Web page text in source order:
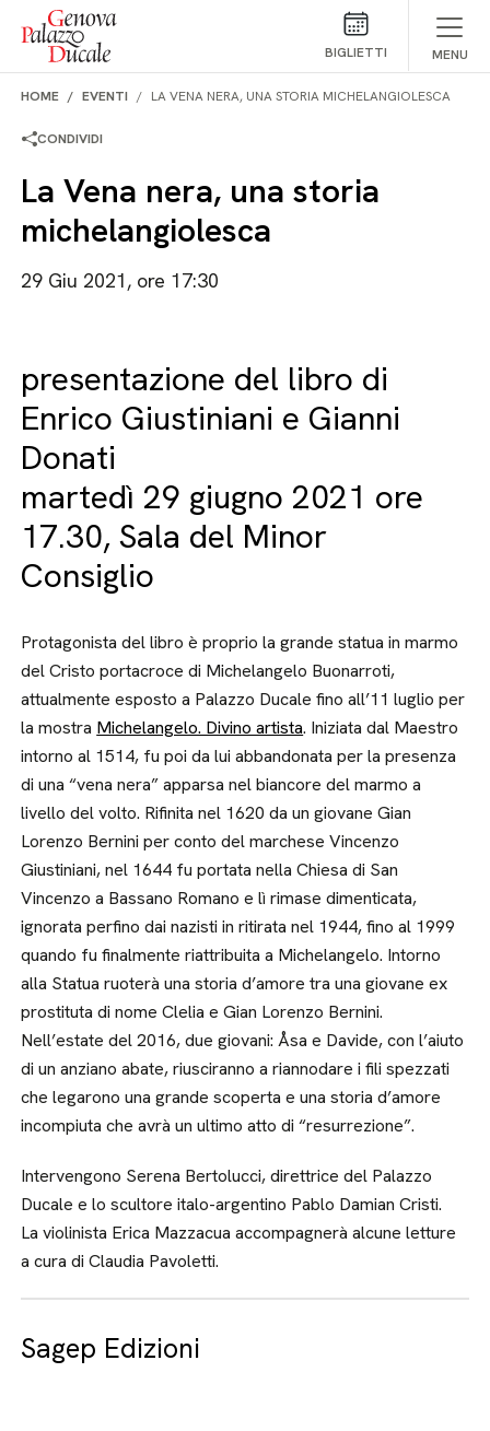
Salta al contenuto
BIGLIETTI MENU
HOME EVENTI LA VENA NERA, UNA STORIA MICHELANGIOLESCA
CONDIVIDI
La Vena nera, una storia
michelangiolesca
29 Giu 2021, ore 17:30
presentazione del libro di
Enrico Giustiniani e Gianni
Donati
martedì 29 giugno 2021 ore
17.30, Sala del Minor
Consiglio
Protagonista del libro è proprio la grande statua in marmo
del Cristo portacroce di Michelangelo Buonarroti,
attualmente esposto a Palazzo Ducale fino all’11 luglio per
la mostra Michelangelo. Divino artista. Iniziata dal Maestro
intorno al 1514, fu poi da lui abbandonata per la presenza
di una “vena nera” apparsa nel biancore del marmo a
livello del volto. Rifinita nel 1620 da un giovane Gian
Lorenzo Bernini per conto del marchese Vincenzo
Giustiniani, nel 1644 fu portata nella Chiesa di San
Vincenzo a Bassano Romano e lì rimase dimenticata,
ignorata perfino dai nazisti in ritirata nel 1944, fino al 1999
quando fu finalmente riattribuita a Michelangelo. Intorno
alla Statua ruoterà una storia d’amore tra una giovane ex
prostituta di nome Clelia e Gian Lorenzo Bernini.
Nell’estate del 2016, due giovani: Åsa e Davide, con l’aiuto
di un anziano abate, riusciranno a riannodare i fili spezzati
che legarono una grande scoperta e una storia d’amore
incompiuta che avrà un ultimo atto di “resurrezione”.
Intervengono Serena Bertolucci, direttrice del Palazzo
Ducale e lo scultore italo-argentino Pablo Damian Cristi.
La violinista Erica Mazzacua accompagnerà alcune letture
a cura di Claudia Pavoletti.
Sagep Edizioni